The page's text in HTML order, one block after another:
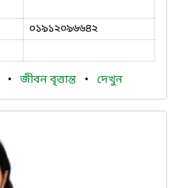
০১৯১২০৯৬৬৪২
• জীবন বৃত্তান্ত • দেখুন